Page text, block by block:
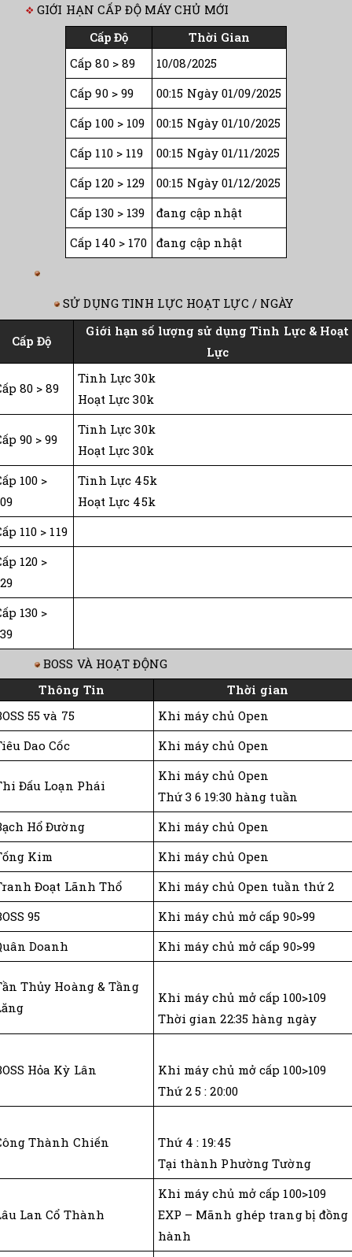
GIỚI HẠN CẤP ĐỘ MÁY CHỦ MỚI
Cấp Độ
Thời Gian
Cấp 80 > 89
10/08/2025
Cấp 90 > 99
00:15 Ngày 01/09/2025
Cấp 100 > 109
00:15 Ngày 01/10/2025
Cấp 110 > 119
00:15 Ngày 01/11/2025
Cấp 120 > 129
00:15 Ngày 01/12/2025
Cấp 130 > 139
đang cập nhật
Cấp 140 > 170 đang cập nhật
SỬ DỤNG TINH LỰC HOẠT LỰC / NGÀY
Cấp Độ
Giới hạn số lượng sử dụng Tinh Lực & Hoạt
Lực
80 > 89
Tinh Lực 30k
Hoạt Lực 30k
90 > 99
Tinh Lực 30k
Hoạt Lực 30k
100 >
Tinh Lực 45k
Hoạt Lực 45k
110 > 119
120 >
130 >
BOSS VÀ HOẠT ĐỘNG
Thông Tin
Thời gian
55 và 75
Khi máy chủ Open
Dao Cốc
Khi máy chủ Open
Đấu Loạn Phái
Khi máy chủ Open
Thứ 3 6 19:30 hàng tuần
Hổ Đường
Khi máy chủ Open
Kim
Khi máy chủ Open
Đoạt Lãnh Thổ
Khi máy chủ Open tuần thứ 2
95
Khi máy chủ mở cấp 90>99
Doanh
Khi máy chủ mở cấp 90>99
Thủy Hoàng & Tầng
Khi máy chủ mở cấp 100>109
Thời gian 22:35 hàng ngày
Hỏa Kỳ Lân
Khi máy chủ mở cấp 100>109
Thứ 2 5 : 20:00
Thành Chiến
Thứ 4 : 19:45
Tại thành Phường Tường
Lan Cổ Thành
Khi máy chủ mở cấp 100>109
EXP – Mãnh ghép trang bị đồng
hành